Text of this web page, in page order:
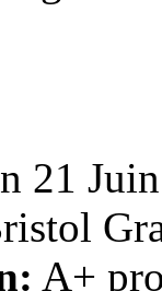
21
A+